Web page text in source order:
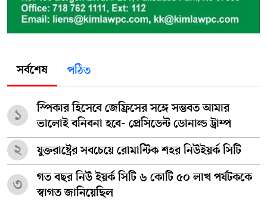
সর্বশেষ পঠিত
১
স্পিকার হিসেবে জেফ্রিসের সঙ্গে সম্ভবত আমার
ভালোই বনিবনা হবে- প্রেসিডেন্ট ডোনাল্ড ট্রাম্প
২ যুক্তরাষ্ট্রের সবচেয়ে রোমান্টিক শহর নিউইয়র্ক সিটি
৩
গত বছর নিউ ইয়র্ক সিটি ৬ কোটি ৫০ লাখ পর্যটককে
স্বাগত জানিয়েছিল